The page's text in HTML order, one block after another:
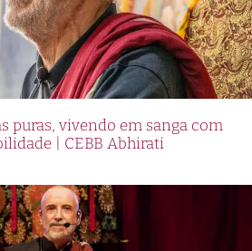
puras, vivendo em sanga com
| CEBB Abhirati